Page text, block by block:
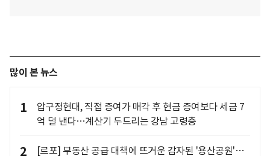
많이 본 뉴스
1
압구정현대, 직접 증여가 매각 후 현금 증여보다 세금 7
억 덜 낸다…계산기 두드리는 강남 고령층
2
[르포] 부동산 공급 대책에 뜨거운 감자된 '용산공원'…